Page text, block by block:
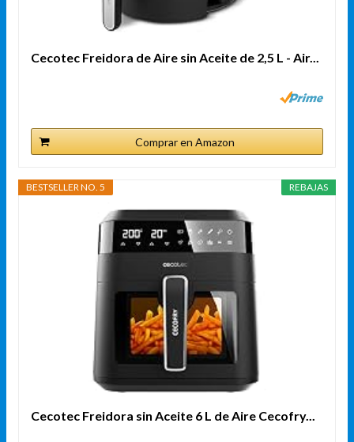
Cecotec Freidora de Aire sin Aceite de 2,5 L - Air...
Comprar en Amazon
REBAJAS
BESTSELLER NO. 5
Cecotec Freidora sin Aceite 6 L de Aire Cecofry...